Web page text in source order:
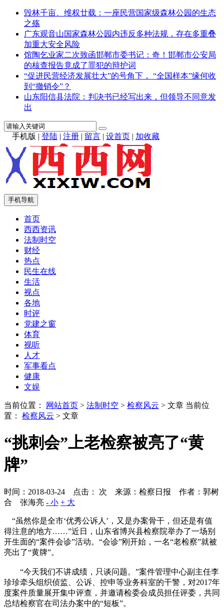
毁林千亩、维权廿载：一座民营国家级森林公园的生态
之殇
广东观音山国家森林公园内违反多种法规，存在多重叠
加重大安全风险
馆陶乞业家二次致函邯郸市委书记：奇！邯郸市公安局
的核查报告竟成了罪犯的辩护词
“促进民营经济发展壮大”的号角下， “全国样本”缘何收
到“撤销令”？
山东阳信县法院：判决书已经写出来，但领导不同意发
出
手机版 | 登陆 | 注册 | 留言 | 设首页 | 加收藏
手机导航
首页
西西资讯
法制时空
财经
热点
民生在线
生活
视点
各地
时评
党建之窗
体育
视听
人才
军事看点
健康
文娱
当前位置： 网站首页 > 法制时空 > 检察风云 > 文章 当前位
置： 检察风云 > 文章
“挑刺会”上老检察被亮了“黄
牌”
时间：2018-03-24 点击： 次 来源：检察日报 作者：郭树
合 张海亮 - 小 + 大
“虽然你是全市‘优秀公诉人’，又是办案骨干，但还是有值
得注意的地方……”近日，山东省博兴县检察院举办了一场别
开生面的“案件会诊”活动。“会诊”刚开始，一名“老检察”就被
亮出了“黄牌”。
“今天我们不讲成绩，只谈问题。”案件管理中心副主任李
珍珍牵头组织侦监、公诉、控申等业务科室的干警，对2017年
度案件质量展开集中评查，并邀请检委会成员担任评委，共同
总结检察官在司法办案中的“短板”。